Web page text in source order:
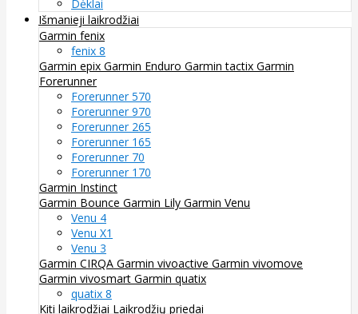
Dėklai
Išmanieji laikrodžiai
Garmin fenix
fenix 8
Garmin epix Garmin Enduro Garmin tactix Garmin
Forerunner
Forerunner 570
Forerunner 970
Forerunner 265
Forerunner 165
Forerunner 70
Forerunner 170
Garmin Instinct
Garmin Bounce Garmin Lily Garmin Venu
Venu 4
Venu X1
Venu 3
Garmin CIRQA Garmin vivoactive Garmin vivomove
Garmin vivosmart Garmin quatix
quatix 8
Kiti laikrodžiai Laikrodžių priedai